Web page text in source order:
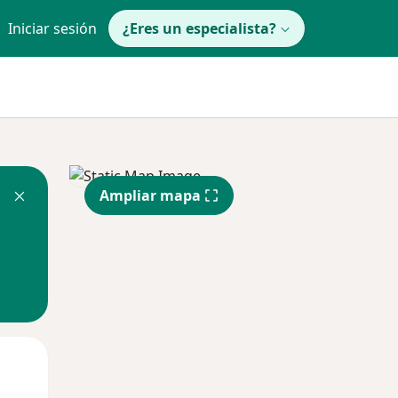
Iniciar sesión ¿Eres un especialista?
Ampliar mapa